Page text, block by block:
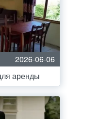
2026-06-06
аренды